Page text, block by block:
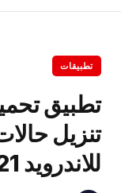
تطبيقات
تطبيق
تنزيل
للاندرويد 2021